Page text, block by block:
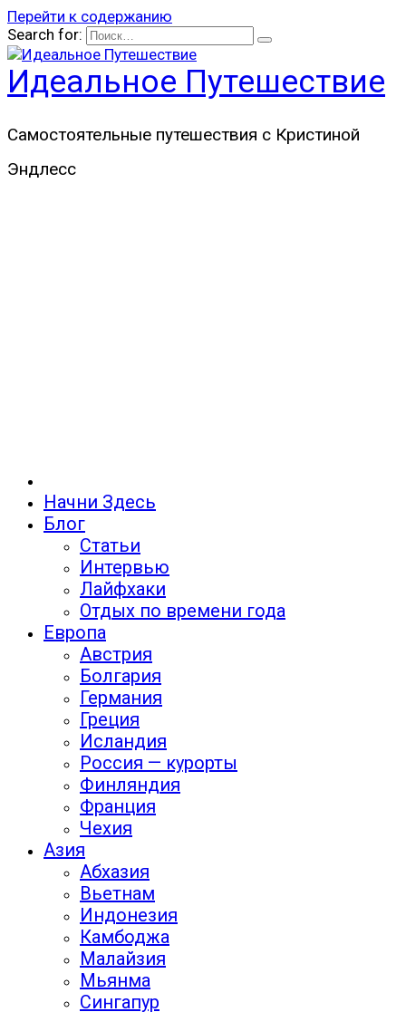
Перейти к содержанию
Search for:
Идеальное Путешествие
Самостоятельные путешествия с Кристиной
Эндлесс
Начни Здесь
Блог
Статьи
Интервью
Лайфхаки
Отдых по времени года
Европа
Австрия
Болгария
Германия
Греция
Исландия
Россия — курорты
Финляндия
Франция
Чехия
Азия
Абхазия
Вьетнам
Индонезия
Камбоджа
Малайзия
Мьянма
Сингапур